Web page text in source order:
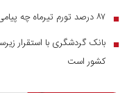
■ ۸۷ درصد تورم تیرماه چه پیامی به دنبال دارد؟
■ بانک گردشگری با استقرار
کشور است